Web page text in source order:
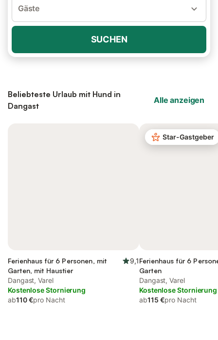
Gäste
SUCHEN
Beliebteste Urlaub mit Hund in
Dangast
Alle anzeigen
Ferienhaus für 6 Personen, mit
Garten, mit Haustier
9,1
Dangast, Varel
Kostenlose Stornierung
ab110 €pro Nacht
Star-Gastgeber
Ferienhaus für 6
Garten
Dangast, Varel
Kostenlose Stornierung
ab115 €pro Nacht